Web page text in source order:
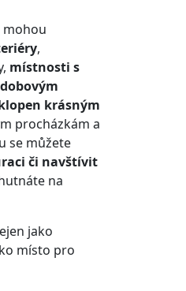
mohou
,
místnosti s
krásným
procházkám a
se můžete
či navštívit
na
jako
místo pro